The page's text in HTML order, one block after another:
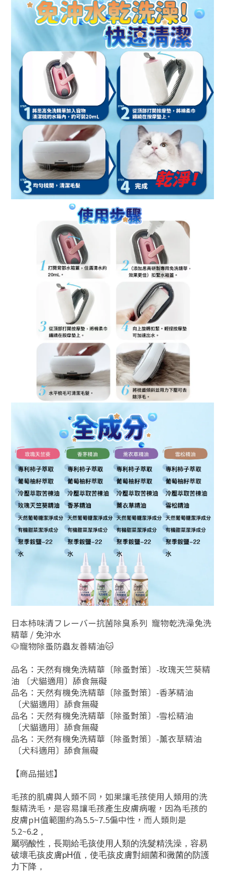
日本柿味清フレーバー抗菌除臭系列 寵物乾洗澡免洗
精華 / 免沖水
🐶寵物除蚤防蟲友善精油🐱
品名：天然有機免洗精華〔除蚤對策〕-玫瑰天竺葵精
油 〔犬貓適用〕舔食無礙
品名：天然有機免洗精華〔除蚤對策〕-香茅精油
〔犬貓適用〕舔食無礙
品名：天然有機免洗精華〔除蚤對策〕-雪松精油
〔犬貓適用〕舔食無礙
品名：天然有機免洗精華〔除蚤對策〕-薰衣草精油
〔犬科適用〕舔食無礙
【商品描述】
毛孩的肌膚與人類不同，如果讓毛孩使用人類用的洗
髮精洗毛，是容易讓毛孩產生皮膚病喔，因為毛孩的
皮膚pH值範圍約為5.5~7.5偏中性，而人類則是
5.2~6.2，
屬弱酸性，長期給毛孩使用人類的洗髮精洗澡，容易
破壞毛孩皮膚pH值，使毛孩皮膚對細菌和黴菌的防護
力下降，